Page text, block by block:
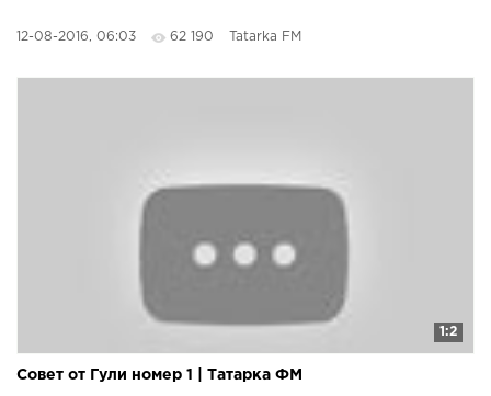
12-08-2016, 06:03 62 190 Tatarka FM
1:2
Совет от Гули номер 1 | Татарка ФМ